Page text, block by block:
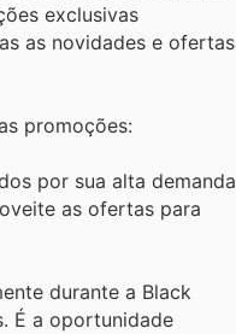
exclusivas
as novidades e ofertas
promoções:
por sua alta demanda
as ofertas para
durante a Black
É a oportunidade